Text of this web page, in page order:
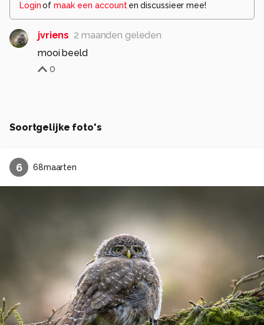
Loginof maak een account en discussieer mee!
jvriens 2 maanden geleden
mooi beeld
0
Soortgelijke foto's
6 68maarten